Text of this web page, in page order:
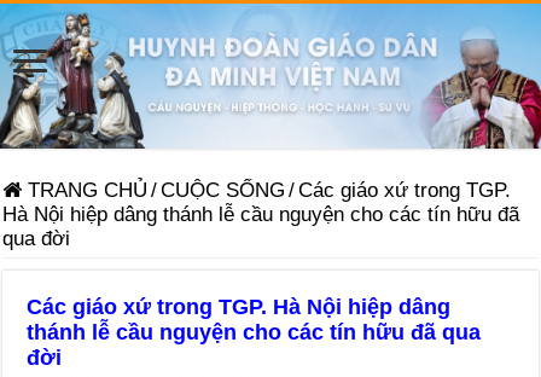
TRANG CHỦ /CUỘC SỐNG /Các giáo xứ trong TGP.
Hà Nội hiệp dâng thánh lễ cầu nguyện cho các tín hữu đã
qua đời
Các giáo xứ trong TGP. Hà Nội hiệp dâng
thánh lễ cầu nguyện cho các tín hữu đã qua
đời